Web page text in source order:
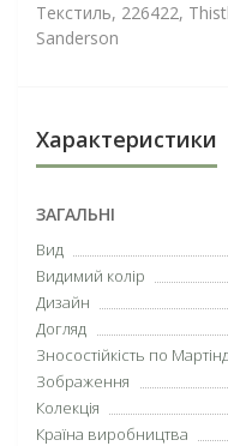
Текстиль, 226422,
Sanderson
Характеристики
ЗАГАЛЬНІ
Вид
Видимий колір
Дизайн
Догляд
Зносостійкість по
Зображення
Колекція
Країна виробництва